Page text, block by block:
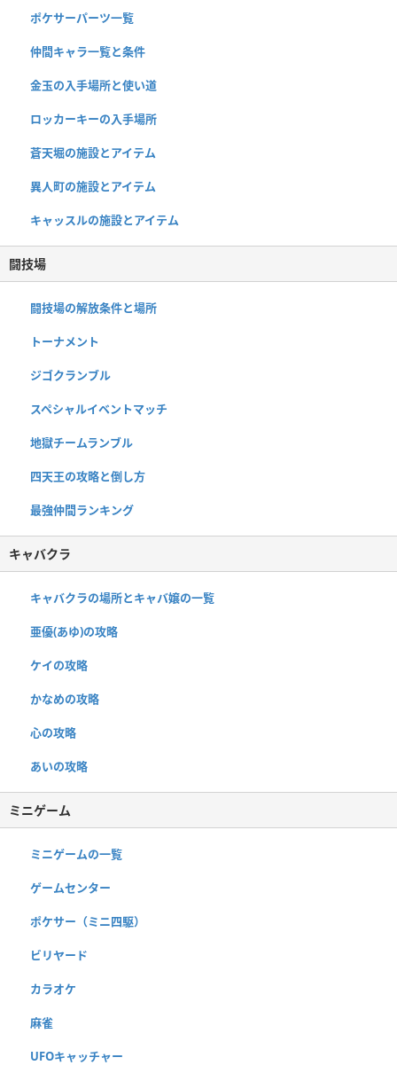
ポケサーパーツ一覧
仲間キャラ一覧と条件
金玉の入手場所と使い道
ロッカーキーの入手場所
蒼天堀の施設とアイテム
異人町の施設とアイテム
キャッスルの施設とアイテム
闘技場
闘技場の解放条件と場所
トーナメント
ジゴクランブル
スペシャルイベントマッチ
地獄チームランブル
四天王の攻略と倒し方
最強仲間ランキング
キャバクラ
キャバクラの場所とキャバ嬢の一覧
亜優(あゆ)の攻略
ケイの攻略
かなめの攻略
心の攻略
あいの攻略
ミニゲーム
ミニゲームの一覧
ゲームセンター
ポケサー（ミニ四駆）
ビリヤード
カラオケ
麻雀
UFOキャッチャー